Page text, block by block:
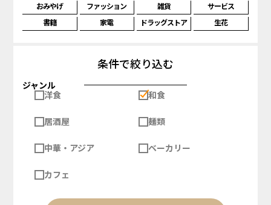
おみやげ ファッション 雑貨
サービス
書籍
家電 ドラッグストア 生花
条件で絞り込む
ジャンル
洋食
和食
居酒屋 麺類
中華・アジア ベーカリー
カフェ